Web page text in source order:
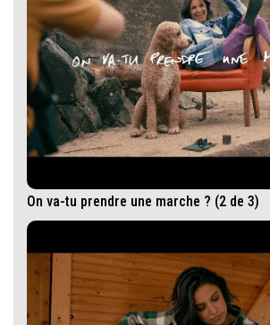
On va-tu prendre une marche ? (2 de 3)